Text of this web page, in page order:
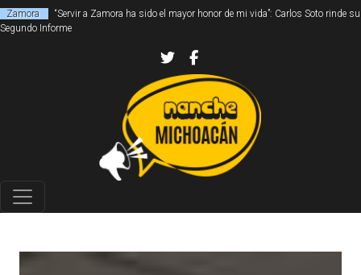
Zamora
“Servir a Zamora ha sido el mayor honor de mi vida”: Carlos Soto rinde su
Segundo Informe